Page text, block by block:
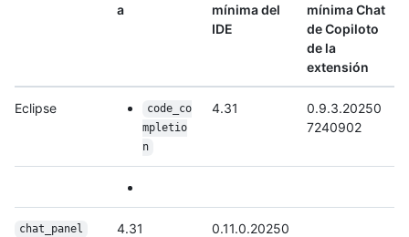
a
mínima del
IDE
mínima Chat
de Copiloto
de la
extensión
Eclipse
code_co
mpletio
n
4.31
0.9.3.20250
7240902
chat_panel 4.31
0.11.0.20250